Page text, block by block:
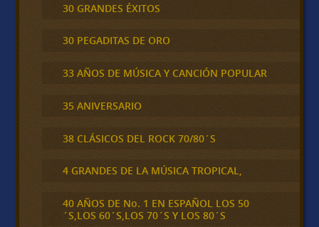
30 GRANDES ÉXITOS
30 PEGADITAS DE ORO
33 AÑOS DE MÚSICA Y CANCIÓN POPULAR
35 ANIVERSARIO
38 CLÁSICOS DEL ROCK 70/80´S
4 GRANDES DE LA MÚSICA TROPICAL,
40 AÑOS DE No. 1 EN ESPAÑOL LOS 50
´S,LOS 60´S,LOS 70´S Y LOS 80´S